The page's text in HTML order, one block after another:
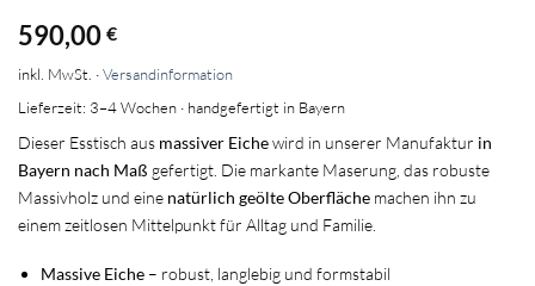
mit4.95
von 5,
basierend
Kundenbewertungen
590,00 €
inkl. MwSt. ·Versandinformation
Lieferzeit: 3–4 Wochen · handgefertigt in Bayern
Dieser Esstisch aus massiver Eichewird in unserer Manufaktur in
Bayern nach Maß gefertigt. Die markante Maserung, das robuste
Massivholz und eine natürlich geölte Oberfläche machen ihn zu
einem zeitlosen Mittelpunkt für Alltag und Familie.
Massive Eiche– robust, langlebig und formstabil